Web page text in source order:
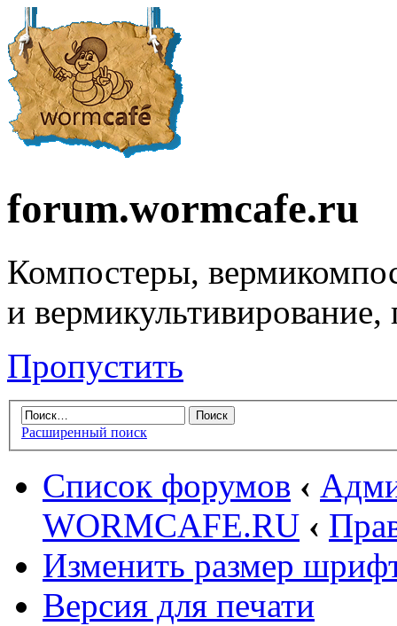
forum.wormcafe.ru
Компостеры,
и
Пропустить
Расширенный поиск
Список форумов ‹
WORMCAFE.RU ‹
Изменить размер
Версия для печати